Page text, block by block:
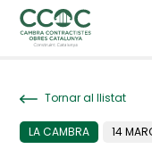
Tornar al llistat
LA CAMBRA 14